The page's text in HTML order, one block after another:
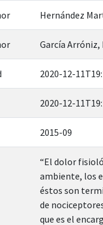
Hernández
García Arróniz,
2020-12-
2020-12-
2015-09
“El dolor
ambiente, los
éstos son
de
que es el